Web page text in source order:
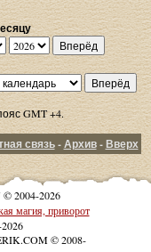
GMT +4.
связь-Архив-Вверх
2004-2026
магия, приворот
© 2008-